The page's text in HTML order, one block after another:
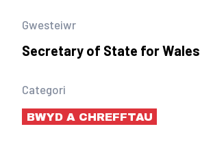
Gwesteiwr
Secretary of State for Wales
Categori
BWYD A CHREFFTAU